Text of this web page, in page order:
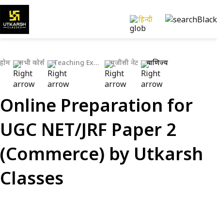
हिन्दी
होम सभी कोर्स Teaching Exams यूजीसी नेट वाणिज्य
Online Preparation for
UGC NET/JRF Paper 2
(Commerce) by Utkarsh
Classes